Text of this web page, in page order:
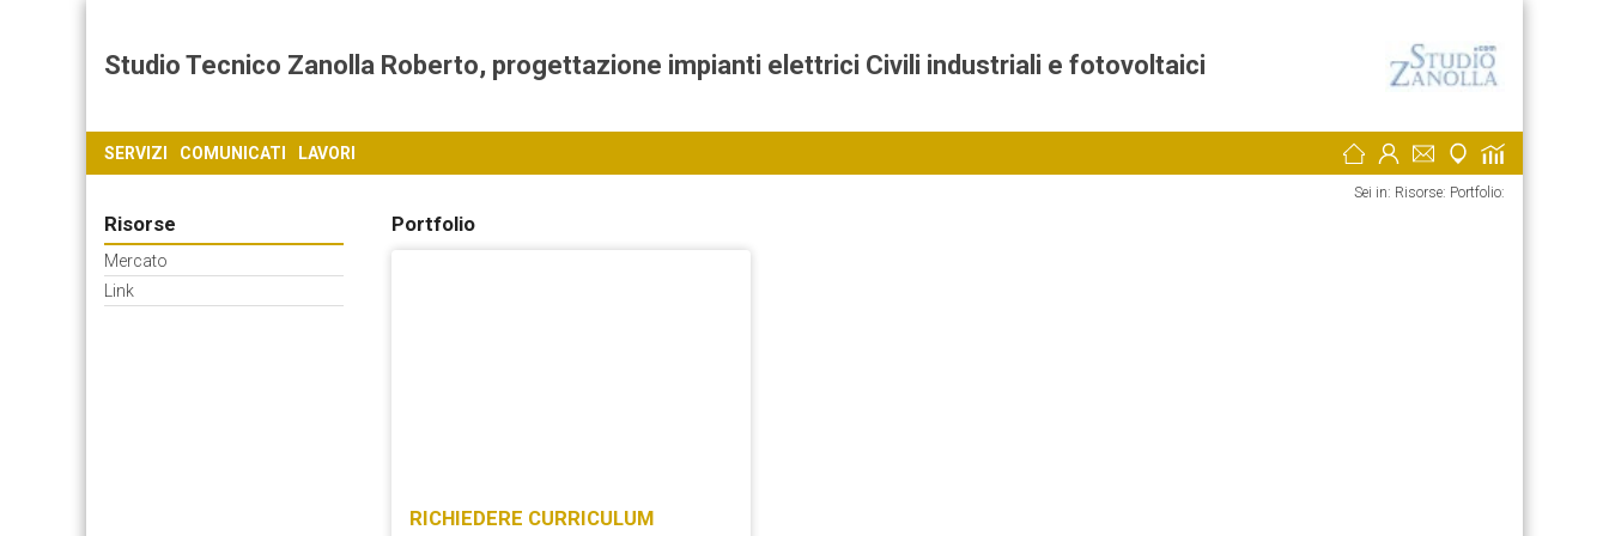
Studio Tecnico Zanolla Roberto, progettazione impianti elettrici Civili industriali e fotovoltaici
SERVIZI COMUNICATI LAVORI
Risorse
Mercato
Link
Sei in: Risorse: Portfolio:
Portfolio
RICHIEDERE CURRICULUM